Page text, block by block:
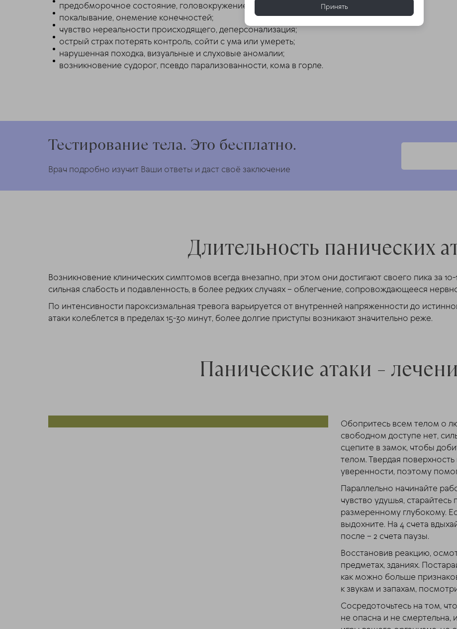
предобморочное состояние, головокружение, нарушение вестибулярной функции;
покалывание, онемение конечностей;
чувство нереальности происходящего, деперсонализация;
острый страх потерять контроль, сойти с ума или умереть;
нарушенная походка, визуальные и слуховые аномалии;
возникновение судорог, псевдо парализованности, кома в горле.
Тестирование тела. Это бесплатно.
Врач подробно изучит Ваши ответы и даст своё заключение
Длительность панических
Возникновение клинических симптомов всегда внезапно, при этом они достигают своего пика за
сильная слабость и подавленность, в более редких случаях – облегчение, сопровождающееся
По интенсивности пароксизмальная тревога варьируется от внутренней напряженности до
атаки колеблется в пределах 15-30 минут, более долгие приступы возникают значительно реже.
Панические атаки –
Обопритесь всем телом о
свободном доступе нет,
сцепите в замок, чтобы
телом. Твердая
уверенности, поэтому
Параллельно начинайте
чувство удушья,
размеренному глубокому.
выдохните. На 4 счета
после – 2 счета паузы.
Восстановив реакцию,
предметах, зданиях.
как можно больше
к звукам и запахам,
Сосредоточьтесь на том,
не опасна и не смертельна,
Принять